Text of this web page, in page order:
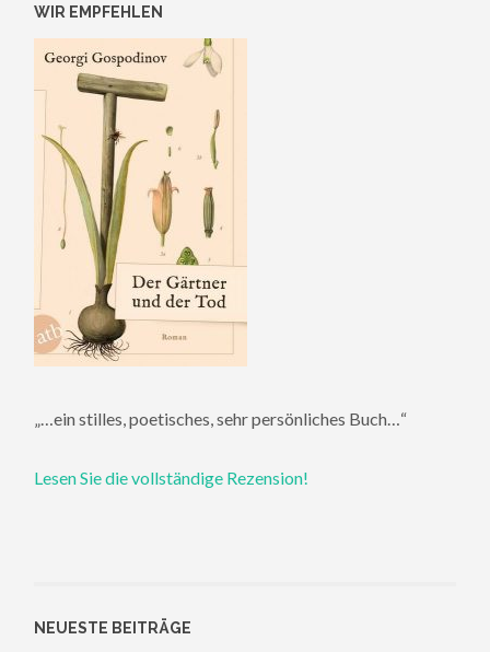
WIR EMPFEHLEN
„…ein stilles, poetisches, sehr persönliches Buch…“
Lesen Sie die vollständige Rezension!
NEUESTE BEITRÄGE